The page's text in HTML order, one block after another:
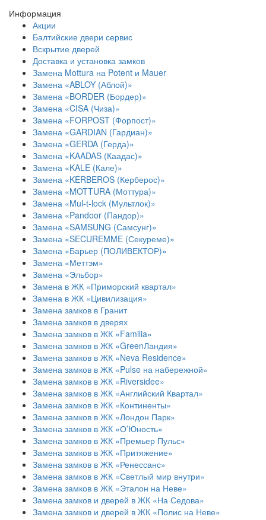
Информация
Акции
Балтийские двери сервис
Вскрытие дверей
Доставка и установка замков
Замена Mottura на Potent и Mauer
Замена «ABLOY (Аблой)»
Замена «BORDER (Бордер)»
Замена «CISA (Чиза)»
Замена «FORPOST (Форпост)»
Замена «GARDIAN (Гардиан)»
Замена «GERDA (Герда)»
Замена «KAADAS (Каадас)»
Замена «KALE (Кале)»
Замена «KERBEROS (Керберос)»
Замена «MOTTURA (Моттура)»
Замена «Mul-t-lock (Мультлок)»
Замена «Pandoor (Пандор)»
Замена «SAMSUNG (Самсунг)»
Замена «SECUREMME (Секуреме)»
Замена «Барьер (ПОЛИВЕКТОР)»
Замена «Меттэм»
Замена «Эльбор»
Замена в ЖК «Приморский квартал»
Замена в ЖК «Цивилизация»
Замена замков в Гранит
Замена замков в дверях
Замена замков в ЖК «Familia»
Замена замков в ЖК «GreenЛандия»
Замена замков в ЖК «Neva Residence»
Замена замков в ЖК «Pulse на набережной»
Замена замков в ЖК «Riversidee»
Замена замков в ЖК «Английский Квартал»
Замена замков в ЖК «Континенты»
Замена замков в ЖК «Лондон Парк»
Замена замков в ЖК «О’Юность»
Замена замков в ЖК «Премьер Пульс»
Замена замков в ЖК «Притяжение»
Замена замков в ЖК «Ренессанс»
Замена замков в ЖК «Светлый мир внутри»
Замена замков в ЖК «Эталон на Неве»
Замена замков и дверей в ЖК «На Седова»
Замена замков и дверей в ЖК «Полис на Неве»